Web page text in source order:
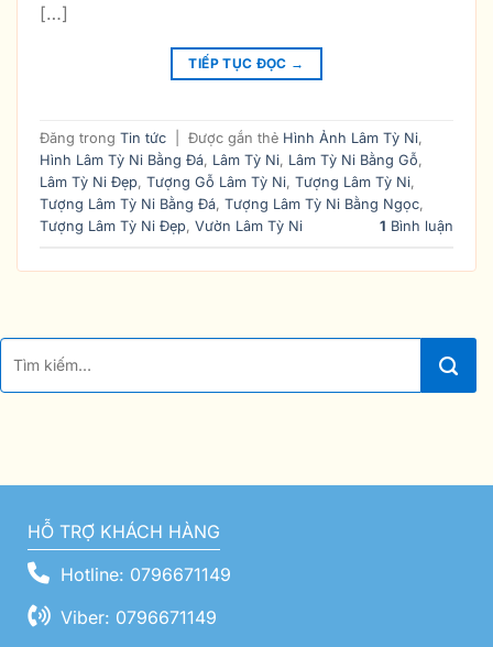
[…]
TIẾP TỤC ĐỌC →
Đăng trong Tin tức Được gắn thẻ Hình Ảnh Lâm Tỳ Ni,
Hình Lâm Tỳ Ni Bằng Đá, Lâm Tỳ Ni, Lâm Tỳ Ni Bằng Gỗ,
Lâm Tỳ Ni Đẹp, Tượng Gỗ Lâm Tỳ Ni, Tượng Lâm Tỳ Ni,
Tượng Lâm Tỳ Ni Bằng Đá, Tượng Lâm Tỳ Ni Bằng Ngọc,
Tượng Lâm Tỳ Ni Đẹp, Vườn Lâm Tỳ Ni 1 Bình luận
HỖ TRỢ KHÁCH HÀNG
Hotline: 0796671149
Viber: 0796671149